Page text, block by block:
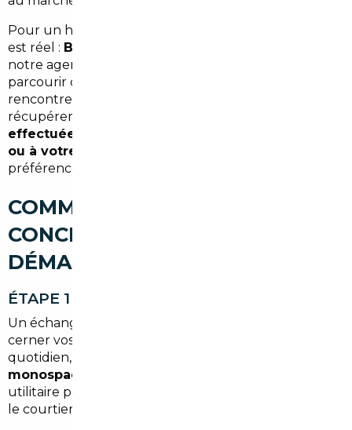
Pour un habitant d'Eysines, l'avantage géographique
est réel : Bordeaux est à moins de 15 minutes
notre agence y est implantée. Vous n'avez pas à
parcourir des centaines de kilomètres pour
rencontrer votre courtier, suivre votre dossier ou
récupérer votre véhicule. La
effectuée directement à l'agence de Bordeaux
ou à votre domicile à Eysines
préférence et l'option que vous choisissez.
COMMENT FONCTIONNE
CONCRÈTEMENT LA
DÉMARCHE ?
ÉTAPE 1 — DÉFINIR VOTRE PROJET
Un échange téléphonique ou en agence suffit pour
cerner vos besoins : type de véhicule, budget, usage
quotidien, délai souhaité. Que vous recherchiez un
monospace pour une famille nombreuse
utilitaire pour votre activité ou une berline premium,
le courtier adapte sa recherche à votre profil.